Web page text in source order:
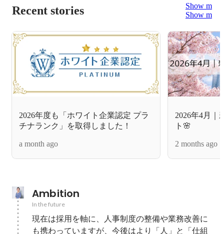
Recent stories
Show more
Show more
2026年度も「ホワイト企業認定 プラ
チナランク」を取得しました！
a month ago
2026年4月｜
ト🌸
2 months ago
Ambition
In the future
現在は採用を軸に、人事制度の整備や業務改善に
も携わっていますが、今後はより「人」と「仕組